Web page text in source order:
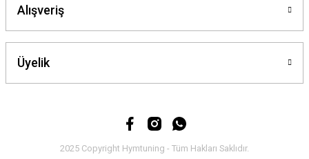
Alışveriş
Üyelik
2025 Copyright Hymtuning - Tüm Hakları Saklıdır.